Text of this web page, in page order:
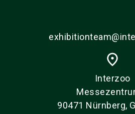
place
Interzoo
90471 Nürnberg,